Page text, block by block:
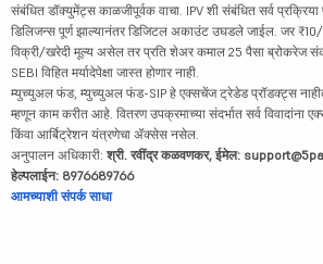
संबंधित डॉक्युमेंट्स काळजीपूर्वक वाचा. IPV शी संबंधित सर्व
डिलिजन्स पूर्ण झाल्यानंतर डिजिटल अकाउंट उघडले जाईल. जर
विक्री/खरेदी मूल्य असेल तर प्रति शेअर कमाल 25 पैसा
SEBI विहित मर्यादेपेक्षा जास्त होणार नाही.
म्युच्युअल फंड, म्युच्युअल फंड-SIP हे एक्सचेंज ट्रेडेड प्रॉडक्ट्स
म्हणून काम करीत आहे. वितरण उपक्रमाच्या संदर्भात सर्व विवादांना
किंवा आर्बिट्रेशन यंत्रणेचा ॲक्सेस नसेल.
अनुपालन अधिकारी: श्री. रवींद्र कळवणकर, ईमेल:
हेल्पलाईन: 8976689766
आमच्याशी संपर्क साधा